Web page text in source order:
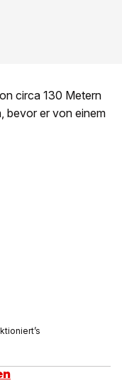
circa 130 Metern
bevor er von einem